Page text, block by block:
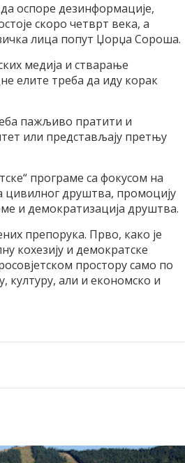
оспоре дезинформације,
скоро четврт века, а
лица попут Џорџа Сороша.
медија и стварање
елите треба да иду корак
пажљиво пратити и
или представљају претњу
програме са фокусом на
цивилног друштва, промоцију
и демократизација друштва.
препорука. Прво, како је
кохезију и демократске
простору само по
културу, али и економско и